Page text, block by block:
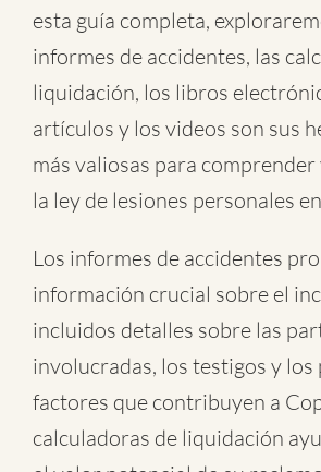
esta guía completa,
informes de accidentes, las
liquidación, los libros
artículos y los videos son sus
más valiosas para
la ley de lesiones personales
Los informes de accidentes
información crucial sobre el
incluidos detalles sobre las
involucradas, los testigos y los
factores que contribuyen a
calculadoras de liquidación